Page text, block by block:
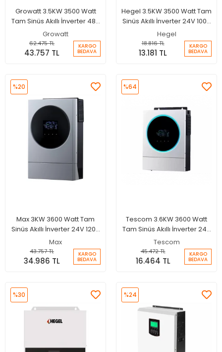
Growatt 3.5KW 3500 Watt
Tam Sinüs Akıllı İnverter 48V
80A MPPT Paralellenebilir
İnverter
Growatt
62.475 TL
43.757 TL
KARGO
BEDAVA
Hegel 3.5KW 3500 Watt Tam
Sinüs Akıllı İnverter 24V 100A
MPPT Şarjlı İnverter
Hegel
18.816 TL
13.181 TL
KARGO
BEDAVA
Max 3KW 3600 Watt Tam
Sinüs Akıllı İnverter 24V 120A
MPPT Şarjlı İnverter
Max
%20
43.757 TL
34.986 TL
KARGO
BEDAVA
Tescom 3.6KW 3600 Watt
Tam Sinüs Akıllı İnverter 24V
120A MPPT Şarjlı İnverter
Tescom
%64
45.472 TL
16.464 TL
KARGO
BEDAVA
%30 %24